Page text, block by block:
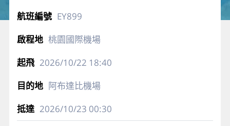
EY899
桃園國際機場
2026/10/22 18:40
阿布達比機場
2026/10/23 00:30